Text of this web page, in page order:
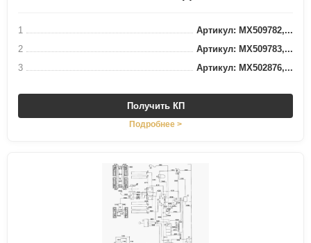
1
Артикул: MX509782,...
2
Артикул: MX509783,...
3
Артикул: MX502876,...
Получить КП
Подробнее >